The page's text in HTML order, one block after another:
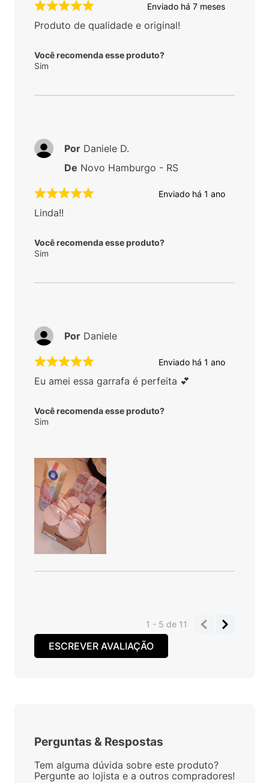
Enviado há 7 meses
Produto de qualidade e original!
Você recomenda esse produto?
Sim
Enviado há 1 ano
Linda!!
Você recomenda esse produto?
Sim
Por Daniele D.
De Novo Hamburgo - RS
Enviado há 1 ano
Eu amei essa garrafa é perfeita 💕
Você recomenda esse produto?
Sim
Por Daniele
1 - 5de 11
ESCREVER AVALIAÇÃO
Perguntas & Respostas
Tem alguma dúvida sobre este produto?
Pergunte ao lojista e a outros compradores!